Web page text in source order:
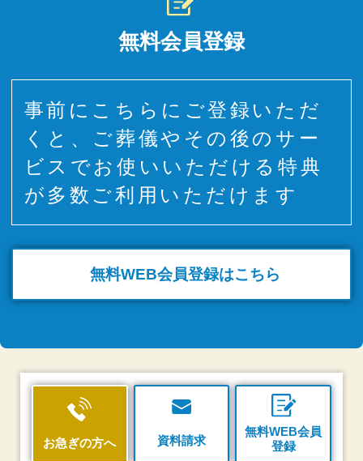
無料会員登録
事前にこちらにご登録いただ
くと、ご葬儀やその後のサー
ビスでお使いいただける特典
が多数ご利用いただけます
無料WEB会員登録はこちら
お急ぎの方へ 資料請求
無料WEB会員
登録